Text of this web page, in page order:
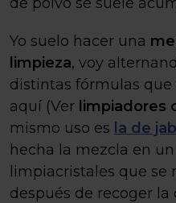
Yo suelo hacer una
limpieza, voy
distintas fórmulas
aquí (Ver limpiadores
mismo uso es la de
hecha la mezcla en
limpiacristales que se
después de recoger la